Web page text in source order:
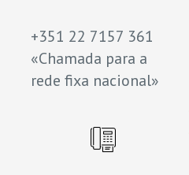
+351 22 7157 361
«Chamada para a
rede fixa nacional»